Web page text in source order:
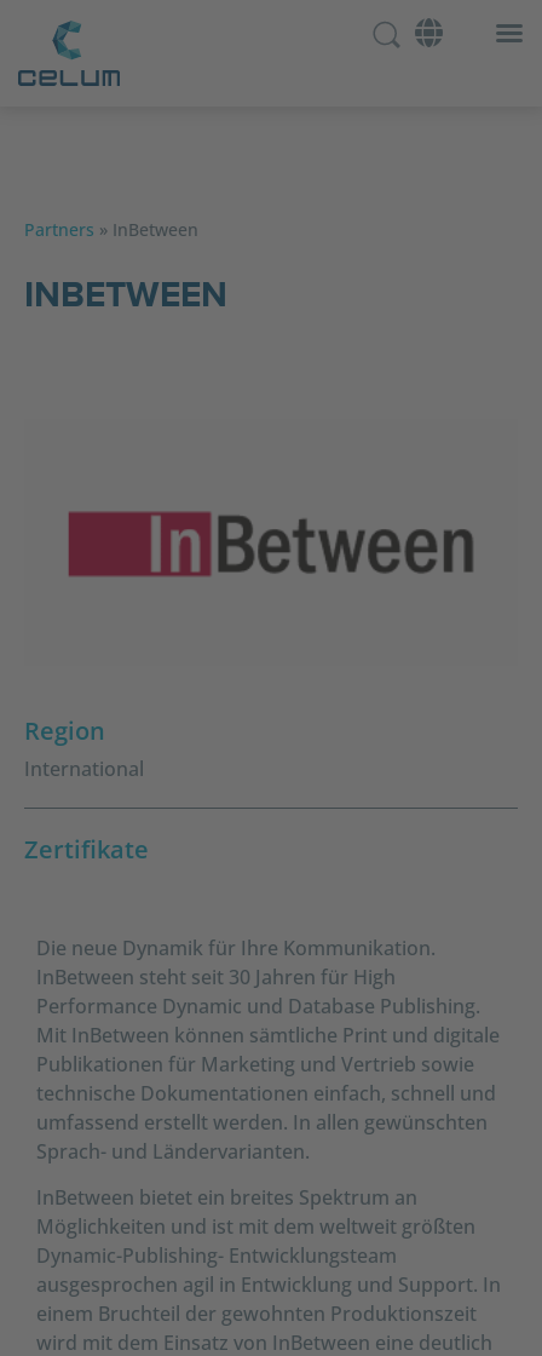
Partners » InBetween
INBETWEEN
Region
International
Zertifikate
Die neue Dynamik für Ihre Kommunikation.
InBetween steht seit 30 Jahren für High
Performance Dynamic und Database Publishing.
Mit InBetween können sämtliche Print und digitale
Publikationen für Marketing und Vertrieb sowie
technische Dokumentationen einfach, schnell und
umfassend erstellt werden. In allen gewünschten
Sprach- und Ländervarianten.
InBetween bietet ein breites Spektrum an
Möglichkeiten und ist mit dem weltweit größten
Dynamic-Publishing- Entwicklungsteam
ausgesprochen agil in Entwicklung und Support. In
einem Bruchteil der gewohnten Produktionszeit
wird mit dem Einsatz von InBetween eine deutlich